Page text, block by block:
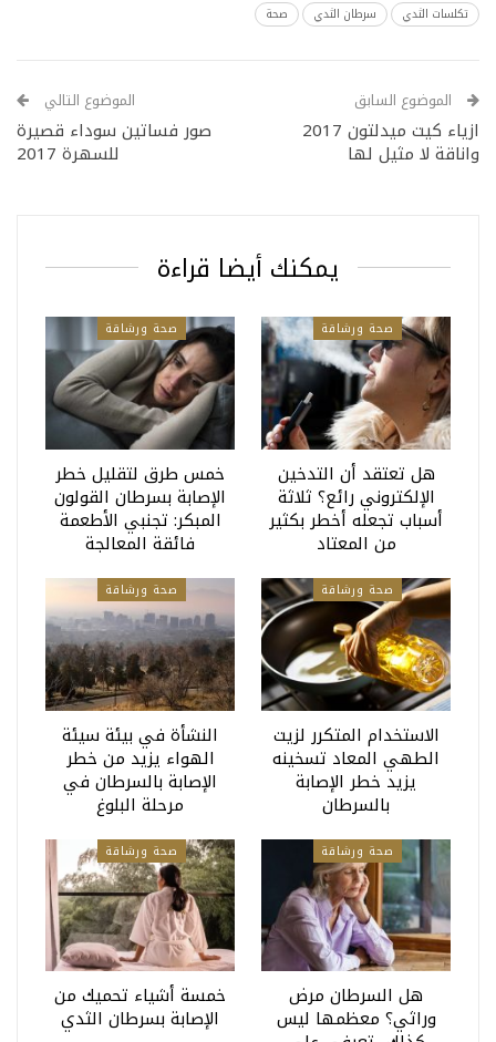
تكلسات الثدي
سرطان الثدي صحة
الموضوع السابق
ازياء كيت ميدلتون 2017
واناقة لا مثيل لها
الموضوع التالي
صور فساتين سوداء قصيرة
للسهرة 2017
يمكنك أيضا قراءة
صحة ورشاقة
هل تعتقد أن التدخين
الإلكتروني رائع؟ ثلاثة
أسباب تجعله أخطر بكثير
من المعتاد
صحة ورشاقة
خمس طرق لتقليل خطر
الإصابة بسرطان القولون
المبكر: تجنبي الأطعمة
فائقة المعالجة
صحة ورشاقة
الاستخدام المتكرر لزيت
الطهي المعاد تسخينه
يزيد خطر الإصابة
بالسرطان
صحة ورشاقة
النشأة في بيئة سيئة
الهواء يزيد من خطر
الإصابة بالسرطان في
مرحلة البلوغ
صحة ورشاقة
هل السرطان مرض
وراثي؟ معظمها ليس
صحة ورشاقة
خمسة أشياء تحميك من
الإصابة بسرطان الثدي